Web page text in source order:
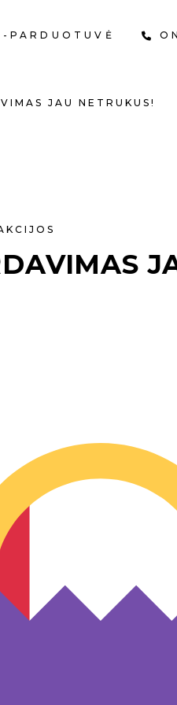
PARDUOTUVĖ
JAU NETRUKUS!